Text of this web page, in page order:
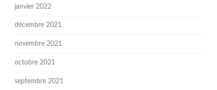
janvier 2022
décembre 2021
novembre 2021
octobre 2021
septembre 2021